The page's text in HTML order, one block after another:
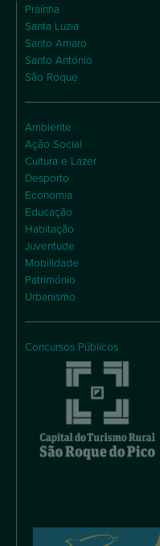
Praínha
Santa Luzia
Santo Amaro
Santo António
São Roque
Ambiente
Ação Social
Cultura e Lazer
Desporto
Economia
Educação
Habitação
Juventude
Mobilidade
Património
Urbanismo
Concursos Públicos